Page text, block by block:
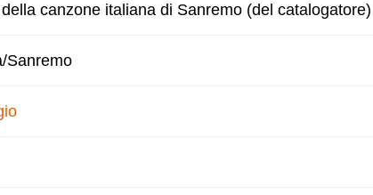
canzone italiana di Sanremo (del catalogatore)
Sanremo